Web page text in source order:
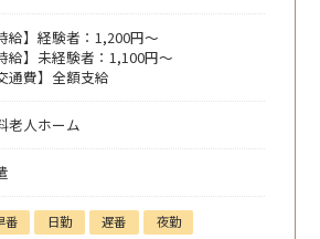
給】経験者：1,200円～
給】未経験者：1,100円～
通費】全額支給
老人ホーム
番 日勤 遅番 夜勤